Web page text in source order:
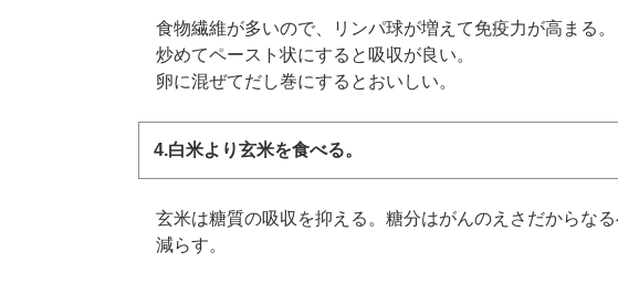
食物繊維が多いので、リンパ球が増えて免疫力が高まる。
炒めてペースト状にすると吸収が良い。
卵に混ぜてだし巻にするとおいしい。
4.白米より玄米を食べる。
玄米は糖質の吸収を抑える。糖分はがんのえさだからなる
減らす。